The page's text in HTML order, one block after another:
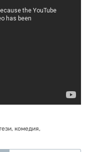
комедия,